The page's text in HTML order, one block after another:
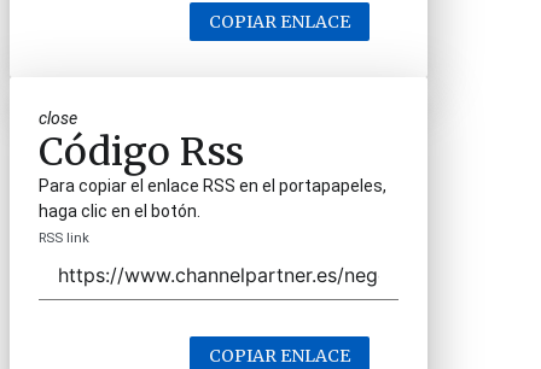
COPIAR ENLACE
close
Código Rss
Para copiar el enlace RSS en el portapapeles,
haga clic en el botón.
RSS link
COPIAR ENLACE